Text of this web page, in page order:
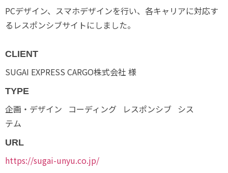
PCデザイン、スマホデザインを行い、各キャリアに対応す
るレスポンシブサイトにしました。
CLIENT
SUGAI EXPRESS CARGO株式会社 様
TYPE
企画・デザイン コーディング レスポンシブ シス
テム
URL
https://sugai-unyu.co.jp/